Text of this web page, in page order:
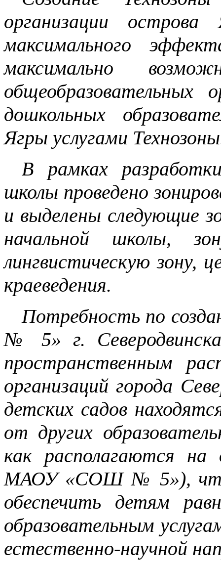
организации
максимального
максимально
общеобразовательных
дошкольных
Ягры услугами Технозоны
В рамках
школы проведено
и выделены следующие
начальной школы,
лингвистическую зону,
краеведения.
Потребность по
№ 5» г.
пространственным
организаций города
детских садов
от других
как располагаются
МАОУ «СОШ № 5»), что
обеспечить детям
образовательным
естественно-научной